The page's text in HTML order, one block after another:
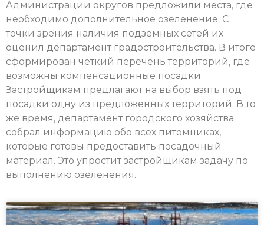
Администрации округов предложили места, где
необходимо дополнительное озеленение. С
точки зрения наличия подземных сетей их
оценил департамент градостроительства. В итоге
сформирован четкий перечень территорий, где
возможны компенсационные посадки.
Застройщикам предлагают на выбор взять под
посадки одну из предложенных территорий. В то
же время, департамент городского хозяйства
собрал информацию обо всех питомниках,
которые готовы предоставить посадочный
материал. Это упростит застройщикам задачу по
выполнению озеленения.